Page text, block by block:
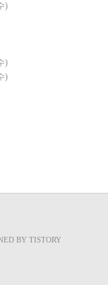
)
)
)
BY TISTORY